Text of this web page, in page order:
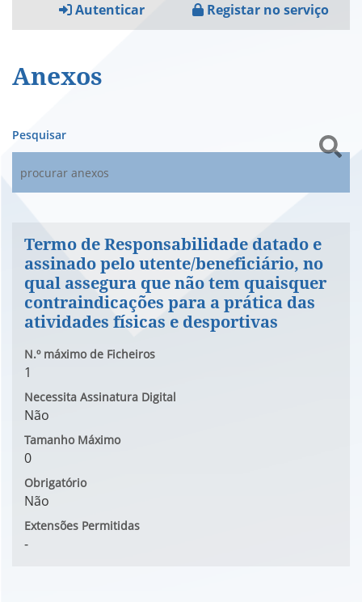
Autenticar Registar no serviço
Anexos
Pesquisar
Termo de Responsabilidade datado e
assinado pelo utente/beneficiário, no
qual assegura que não tem quaisquer
contraindicações para a prática das
atividades físicas e desportivas
N.º máximo de Ficheiros
1
Necessita Assinatura Digital
Não
Tamanho Máximo
0
Obrigatório
Não
Extensões Permitidas
-